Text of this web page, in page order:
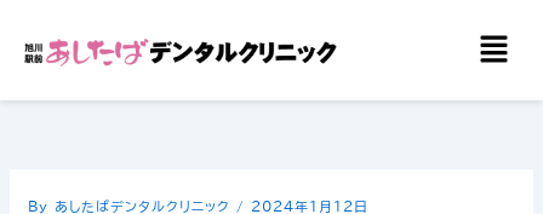
メ
ニ
By あしたばデンタルクリニック / 2024年1月12日